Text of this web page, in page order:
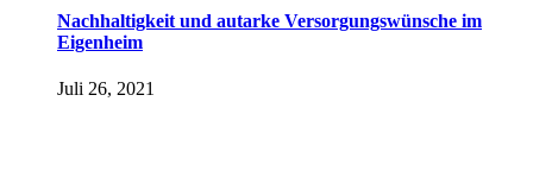
Nachhaltigkeit und autarke Versorgungswünsche im
Eigenheim
Juli 26, 2021